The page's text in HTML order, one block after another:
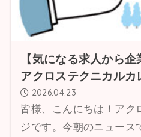
【気になる求人から企
アクロステクニカル
2026.04.23
皆様、こんにちは！アク
ジです。今朝のニュース